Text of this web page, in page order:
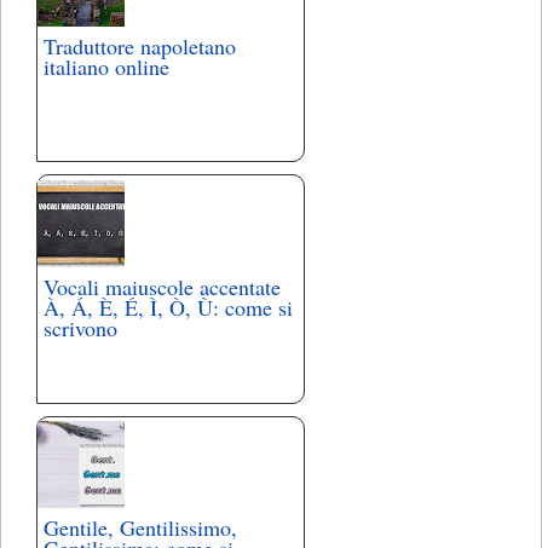
Traduttore napoletano
italiano online
Vocali maiuscole accentate
À, Á, È, É, Ì, Ò, Ù: come si
scrivono
Gentile, Gentilissimo,